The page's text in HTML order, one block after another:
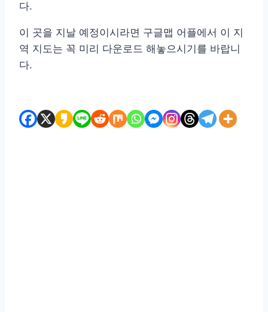
다.
이 곳을 지날 예정이시라면 구글맵 어플에서 이 지
역 지도는 꼭 미리 다운로드 해놓으시기를 바랍니
다.